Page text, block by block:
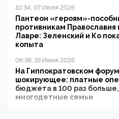
10:34, 07 Июля 2026
Пантеон «героям»-
противникам
Лавре: Зеленский и Ко
копыта
06:38, 19 Июня 2026
На Гиппократовском
шокирующее: платные
бюджета в 100 раз
многодетные семьи